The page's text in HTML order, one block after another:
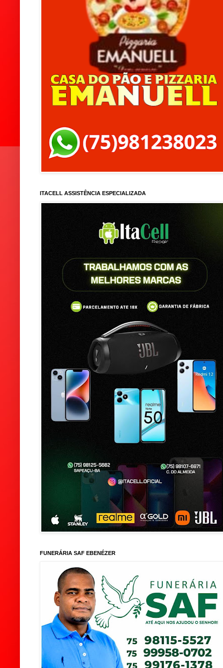
ITACELL ASSISTÊNCIA ESPECIALIZADA
FUNERÁRIA SAF EBENÉZER